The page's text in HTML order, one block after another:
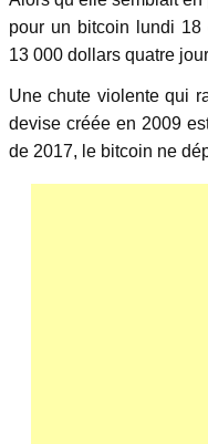
pour un bitcoin lundi
13 000 dollars quatre
Une chute violente qui
devise créée en 2009
de 2017, le bitcoin ne